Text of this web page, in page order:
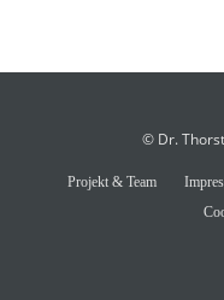
© Dr.
Projekt & Team